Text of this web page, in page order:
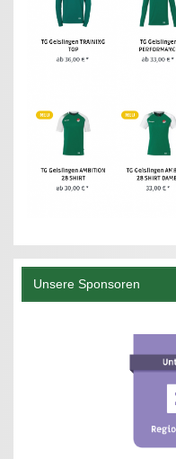
Unsere Sponsoren